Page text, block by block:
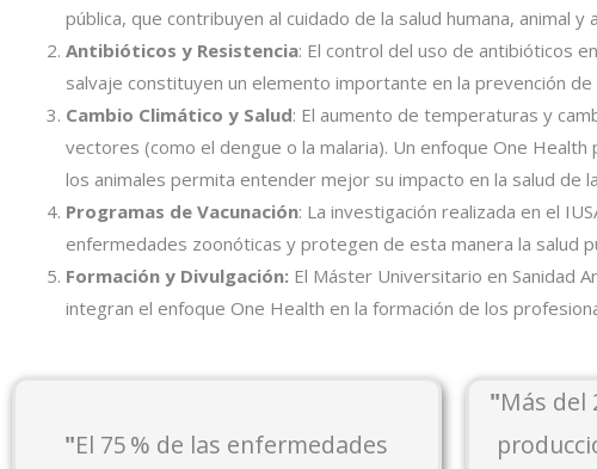
pública, que contribuyen al cuidado de la salud humana, animal y
Antibióticos y Resistencia: El control del uso de antibióticos
salvaje constituyen un elemento importante en la prevención
Cambio Climático y Salud: El aumento de temperaturas y
vectores (como el dengue o la malaria). Un enfoque One
los animales permita entender mejor su impacto en la salud de
Programas de Vacunación: La investigación realizada en el
enfermedades zoonóticas y protegen de esta manera la salud
Formación y Divulgación: El Máster Universitario en Sanidad
integran el enfoque One Health en la formación de los
"El 75 % de las enfermedades
"Más del